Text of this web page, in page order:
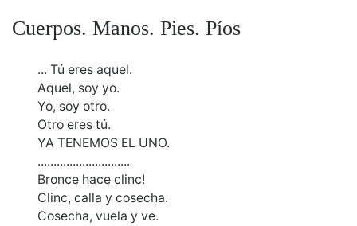
Cuerpos. Manos. Pies. Píos
... Tú eres aquel.
Aquel, soy yo.
Yo, soy otro.
Otro eres tú.
YA TENEMOS EL UNO.
.............................
Bronce hace clinc!
Clinc, calla y cosecha.
Cosecha, vuela y ve.